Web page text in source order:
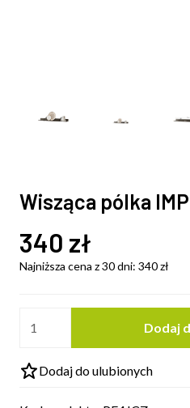
Wisząca pólka
340 zł
Najniższa cena z 30 dni: 340zł
Dodaj
Dodaj do ulubionych